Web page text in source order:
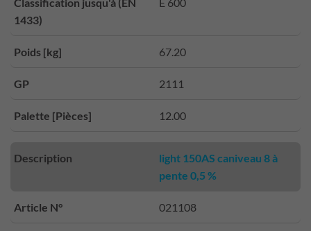
1433)
Poids [kg] 67.20
GP 2111
Palette [Pièces] 12.00
Description
light 150AS caniveau 8 à
pente 0,5 %
Article N° 021108